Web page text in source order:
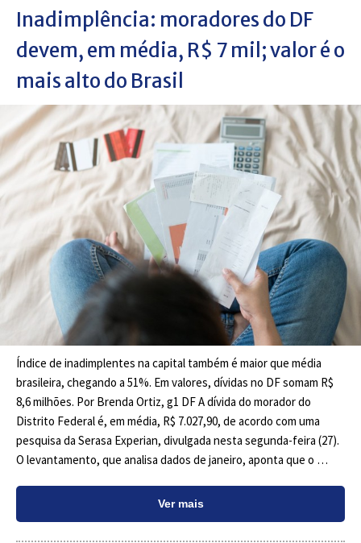
Inadimplência: moradores do DF
devem, em média, R$ 7 mil; valor é o
mais alto do Brasil
Índice de inadimplentes na capital também é maior que média
brasileira, chegando a 51%. Em valores, dívidas no DF somam R$
8,6 milhões. Por Brenda Ortiz, g1 DF A dívida do morador do
Distrito Federal é, em média, R$ 7.027,90, de acordo com uma
pesquisa da Serasa Experian, divulgada nesta segunda-feira (27).
O levantamento, que analisa dados de janeiro, aponta que o …
Ver mais